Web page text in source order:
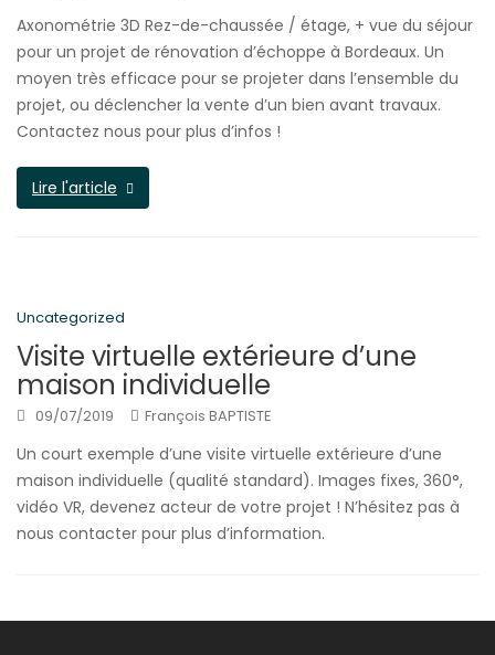
Axonométrie 3D Rez-de-chaussée / étage, + vue du séjour
pour un projet de rénovation d’échoppe à Bordeaux. Un
moyen très efficace pour se projeter dans l’ensemble du
projet, ou déclencher la vente d’un bien avant travaux.
Contactez nous pour plus d’infos !
Lire l'article
Uncategorized
Visite virtuelle extérieure d’une
maison individuelle
09/07/2019 François BAPTISTE
Un court exemple d’une visite virtuelle extérieure d’une
maison individuelle (qualité standard). Images fixes, 360°,
vidéo VR, devenez acteur de votre projet ! N’hésitez pas à
nous contacter pour plus d’information.